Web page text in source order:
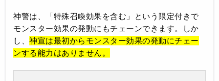
神警は、「特殊召喚効果を含む」という限定付きで
モンスター効果の発動にもチェーンできます。しか
し、 神宣は最初からモンスター効果の発動にチェー
ンする能力はありません。